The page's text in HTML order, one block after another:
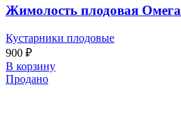
Жимолость плодовая Омега
Кустарники плодовые
900 ₽
В корзину
Продано